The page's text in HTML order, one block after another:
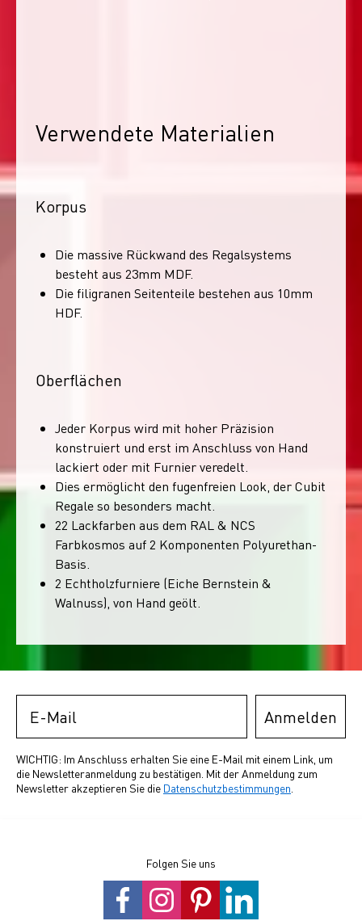
Verwendete Materialien
Korpus
Die massive Rückwand des Regalsystems
besteht aus 23mm MDF.
Die filigranen Seitenteile bestehen aus 10mm
HDF.
Oberflächen
Jeder Korpus wird mit hoher Präzision
konstruiert und erst im Anschluss von Hand
lackiert oder mit Furnier veredelt.
Dies ermöglicht den fugenfreien Look, der Cubit
Regale so besonders macht.
22 Lackfarben aus dem RAL & NCS
Farbkosmos auf 2 Komponenten Polyurethan-
Basis.
2 Echtholzfurniere (Eiche Bernstein &
Walnuss), von Hand geölt.
Anmelden
WICHTIG: Im Anschluss erhalten Sie eine E-Mail mit einem Link, um
die Newsletteranmeldung zu bestätigen. Mit der Anmeldung zum
Newsletter akzeptieren Sie die Datenschutzbestimmungen
Folgen Sie uns